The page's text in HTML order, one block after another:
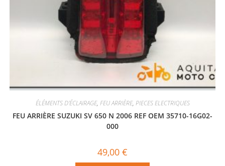
ÉLÉMENTS D'ÉCLAIRAGE, FEU ARRIÈRE, PIECES ELECTRIQUES
FEU ARRIÈRE SUZUKI SV 650 N 2006 REF OEM 35710-16G02-
000
49,00 €